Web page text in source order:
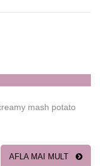
mash potato
AFLA MAI MULT